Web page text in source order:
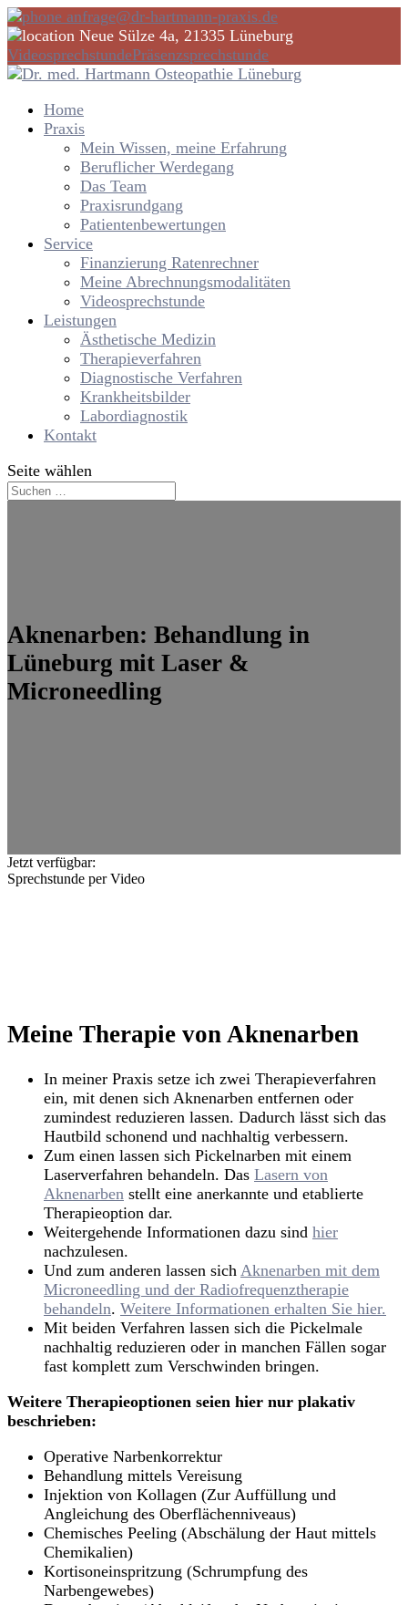
anfrage@dr-hartmann-praxis.de
Neue Sülze 4a, 21335 Lüneburg
VideosprechstundePräsenzsprechstunde
Home
Praxis
Mein Wissen, meine Erfahrung
Beruflicher Werdegang
Das Team
Praxisrundgang
Patientenbewertungen
Service
Finanzierung Ratenrechner
Meine Abrechnungsmodalitäten
Videosprechstunde
Leistungen
Ästhetische Medizin
Therapieverfahren
Diagnostische Verfahren
Krankheitsbilder
Labordiagnostik
Kontakt
Seite wählen
Aknenarben: Behandlung in
Lüneburg mit Laser &
Microneedling
Jetzt verfügbar:
Sprechstunde per Video
Meine Therapie von Aknenarben
In meiner Praxis setze ich zwei Therapieverfahren
ein, mit denen sich Aknenarben entfernen oder
zumindest reduzieren lassen. Dadurch lässt sich das
Hautbild schonend und nachhaltig verbessern.
Zum einen lassen sich Pickelnarben mit einem
Laserverfahren behandeln. Das Lasern von
Aknenarben stellt eine anerkannte und etablierte
Therapieoption dar.
Weitergehende Informationen dazu sind hier
nachzulesen.
Und zum anderen lassen sich Aknenarben mit dem
Microneedling und der Radiofrequenztherapie
behandeln. Weitere Informationen erhalten Sie hier.
Mit beiden Verfahren lassen sich die Pickelmale
nachhaltig reduzieren oder in manchen Fällen sogar
fast komplett zum Verschwinden bringen.
Weitere Therapieoptionen seien hier nur plakativ
beschrieben:
Operative Narbenkorrektur
Behandlung mittels Vereisung
Injektion von Kollagen (Zur Auffüllung und
Angleichung des Oberflächenniveaus)
Chemisches Peeling (Abschälung der Haut mittels
Chemikalien)
Kortisoneinspritzung (Schrumpfung des
Narbengewebes)